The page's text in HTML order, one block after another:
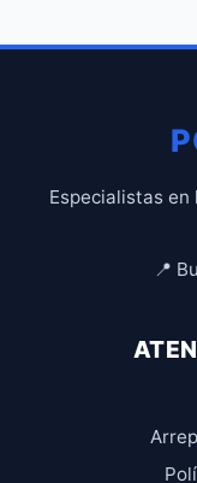
Especialistas en
📍